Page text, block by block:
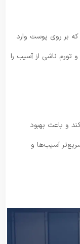
بر روی پوست وارد
تورم ناشی از آسیب را
و باعث بهبود
آسیب‌ها و